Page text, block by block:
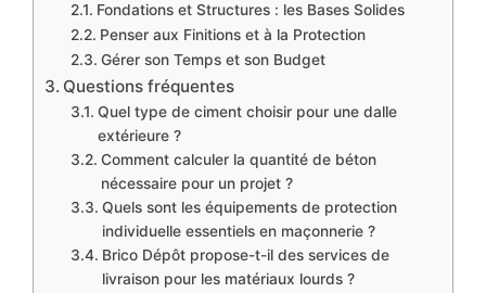
Fondations et Structures : les Bases Solides
Penser aux Finitions et à la Protection
Gérer son Temps et son Budget
Questions fréquentes
Quel type de ciment choisir pour une dalle
extérieure ?
Comment calculer la quantité de béton
nécessaire pour un projet ?
Quels sont les équipements de protection
individuelle essentiels en maçonnerie ?
Brico Dépôt propose-t-il des services de
livraison pour les matériaux lourds ?